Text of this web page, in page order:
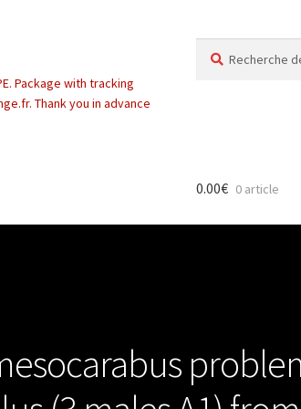
Package with tracking
Thank you in advance
pour :
0.00€ 0 article